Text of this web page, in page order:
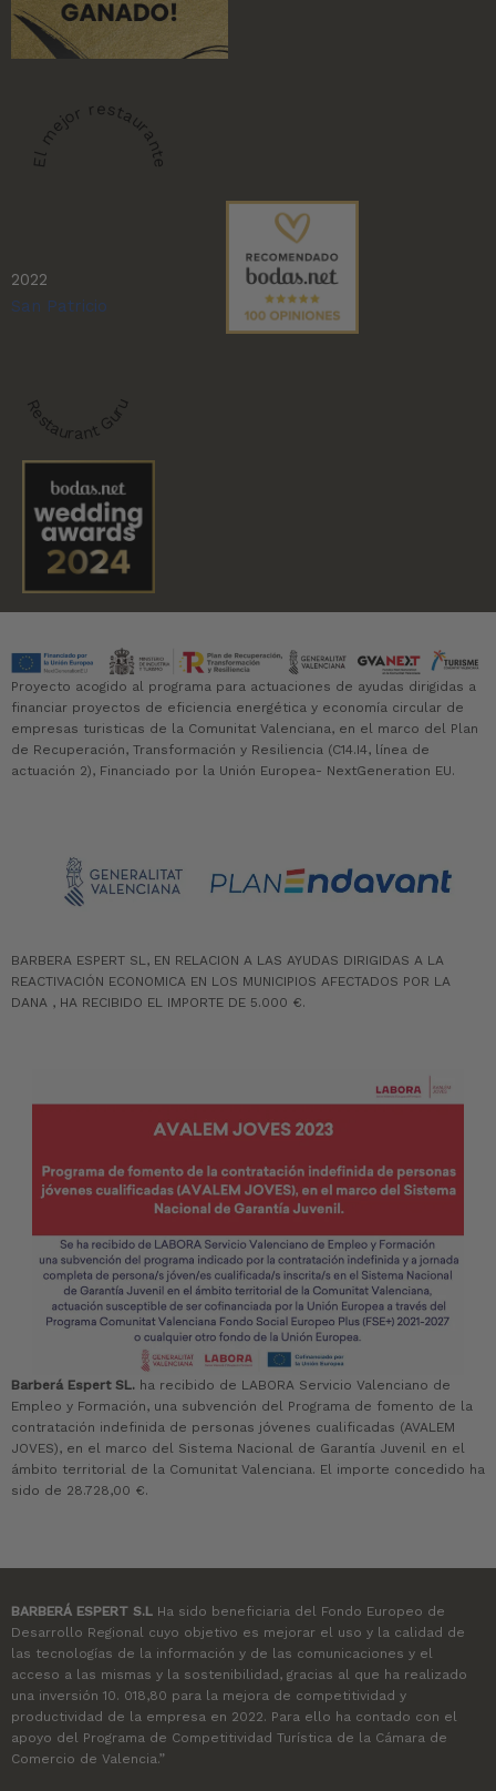
El mejor restaurante
2022
San Patricio
Restaurant Guru
Proyecto acogido al programa para actuaciones de ayudas dirigidas a
financiar proyectos de eficiencia energética y economía circular de
empresas turisticas de la Comunitat Valenciana, en el marco del Plan
de Recuperación, Transformación y Resiliencia (C14.I4, línea de
actuación 2), Financiado por la Unión Europea- NextGeneration EU.
BARBERA ESPERT SL, EN RELACION A LAS AYUDAS DIRIGIDAS A LA
REACTIVACIÓN ECONOMICA EN LOS MUNICIPIOS AFECTADOS POR LA
DANA , HA RECIBIDO EL IMPORTE DE 5.000 €.
Barberá Espert SL. ha recibido de LABORA Servicio Valenciano de
Empleo y Formación, una subvención del Programa de fomento de la
contratación indefinida de personas jóvenes cualificadas (AVALEM
JOVES), en el marco del Sistema Nacional de Garantía Juvenil en el
ámbito territorial de la Comunitat Valenciana. El importe concedido ha
sido de 28.728,00 €.
BARBERÁ ESPERT S.L Ha sido beneficiaria del Fondo Europeo de
Desarrollo Regional cuyo objetivo es mejorar el uso y la calidad de
las tecnologías de la información y de las comunicaciones y el
acceso a las mismas y la sostenibilidad, gracias al que ha realizado
una inversión 10. 018,80 para la mejora de competitividad y
productividad de la empresa en 2022. Para ello ha contado con el
apoyo del Programa de Competitividad Turística de la Cámara de
Comercio de Valencia.”